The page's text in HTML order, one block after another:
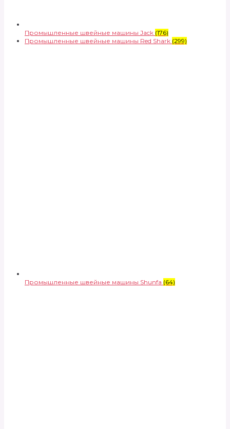
Промышленные швейные машины Jack (176)
Промышленные швейные машины Red Shark (299)
Промышленные швейные машины Shunfa (64)